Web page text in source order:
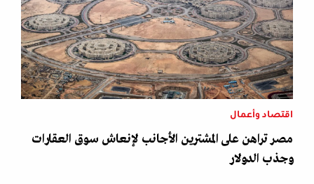
اقتصاد وأعمال
مصر تراهن على المشترين الأجانب لإنعاش سوق العقارات
وجذب الدولار